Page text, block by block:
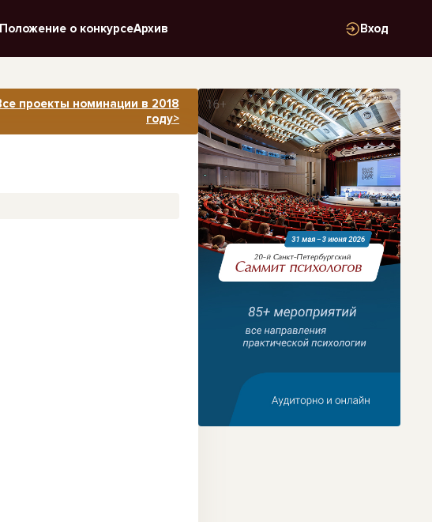
Вход
Положение о конкурсеАрхив
проекты номинации в 2018
году>
Реклама